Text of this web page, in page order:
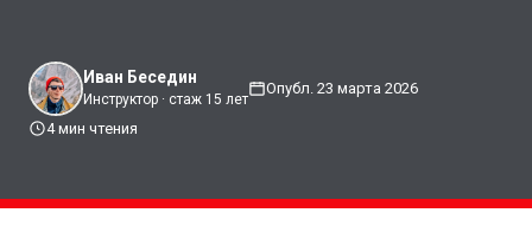
Иван Беседин
Инструктор · стаж 15 лет
Опубл. 23 марта 2026
4 мин чтения